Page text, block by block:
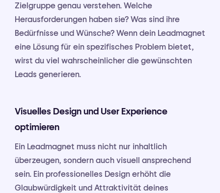
Zielgruppe genau verstehen. Welche
Herausforderungen haben sie? Was sind ihre
Bedürfnisse und Wünsche? Wenn dein Leadmagnet
eine Lösung für ein spezifisches Problem bietet,
wirst du viel wahrscheinlicher die gewünschten
Leads generieren.
Visuelles Design und User Experience
optimieren
Ein Leadmagnet muss nicht nur inhaltlich
überzeugen, sondern auch visuell ansprechend
sein. Ein professionelles Design erhöht die
Glaubwürdigkeit und Attraktivität deines